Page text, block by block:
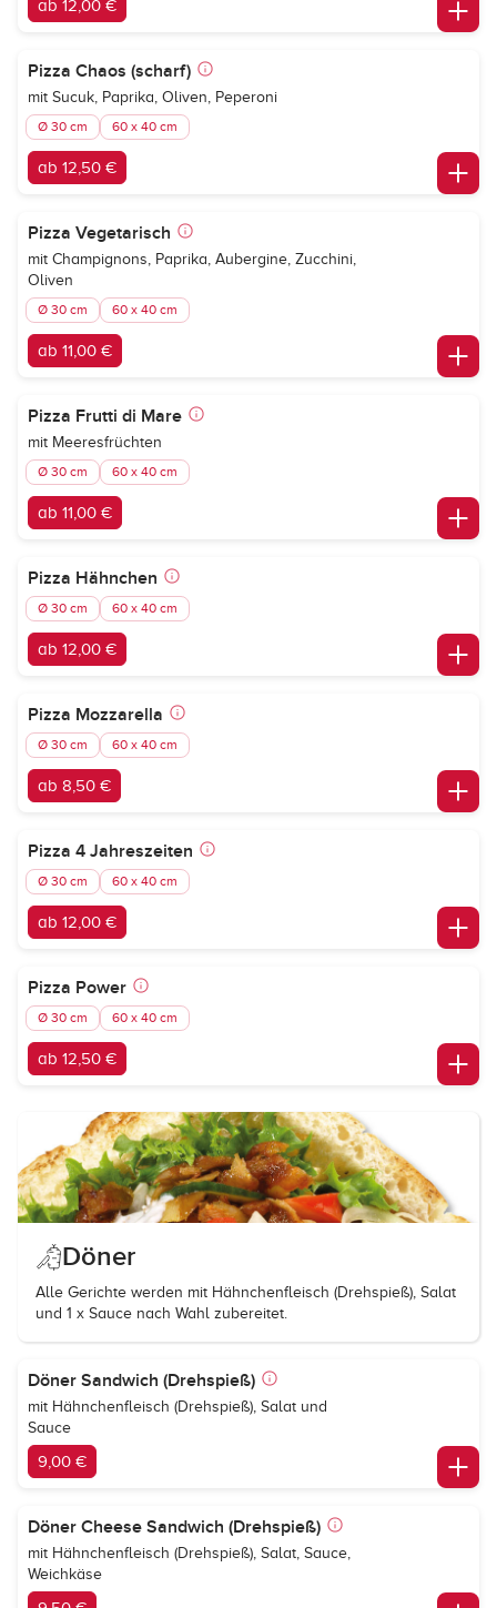
ab 12,00 €
Pizza Chaos (scharf)
mit Sucuk, Paprika, Oliven, Peperoni
Ø 30 cm 60 x 40 cm
ab 12,50 €
Pizza Vegetarisch
mit Champignons, Paprika, Aubergine, Zucchini,
Oliven
Ø 30 cm 60 x 40 cm
ab 11,00 €
Pizza Frutti di Mare
mit Meeresfrüchten
Ø 30 cm 60 x 40 cm
ab 11,00 €
Pizza Hähnchen
Ø 30 cm 60 x 40 cm
ab 12,00 €
Pizza Mozzarella
Ø 30 cm 60 x 40 cm
ab 8,50 €
Pizza 4 Jahreszeiten
Ø 30 cm 60 x 40 cm
ab 12,00 €
Pizza Power
Ø 30 cm 60 x 40 cm
ab 12,50 €
Döner
Alle Gerichte werden mit Hähnchenfleisch (Drehspieß), Salat
und 1 x Sauce nach Wahl zubereitet.
Döner Sandwich (Drehspieß)
mit Hähnchenfleisch (Drehspieß), Salat und
Sauce
9,00 €
Döner Cheese Sandwich (Drehspieß)
mit Hähnchenfleisch (Drehspieß), Salat, Sauce,
Weichkäse